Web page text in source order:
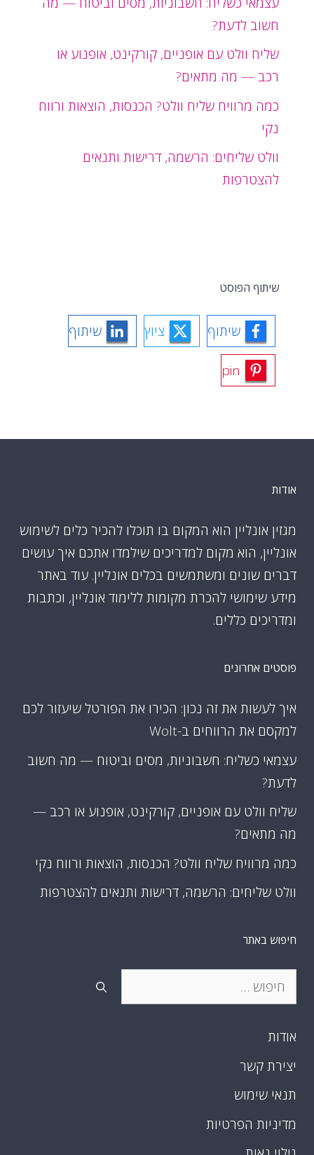
חשוב לדעת?
שליח וולט עם אופניים, קורקינט, אופנוע או
רכב — מה מתאים?
כמה מרוויח שליח וולט? הכנסות, הוצאות ורווח
נקי
וולט שליחים: הרשמה, דרישות ותנאים
להצטרפות
שיתוף הפוסט
שיתוף ציוץ שיתוף
pin
אודות
מגזין אונליין הוא המקום בו תוכלו להכיר כלים לשימוש
אונליין, הוא מקום למדריכים שילמדו אתכם איך עושים
דברים שונים ומשתמשים בכלים אונליין. עוד באתר
מידע שימושי להכרת מקומות ללימוד אונליין, וכתבות
ומדריכים כללים.
פוסטים אחרונים
איך לעשות את זה נכון: הכירו את הפורטל שיעזור לכם
למקסם את הרווחים ב-Wolt
עצמאי כשליח: חשבוניות, מסים וביטוח — מה חשוב
לדעת?
שליח וולט עם אופניים, קורקינט, אופנוע או רכב —
מה מתאים?
כמה מרוויח שליח וולט? הכנסות, הוצאות ורווח נקי
וולט שליחים: הרשמה, דרישות ותנאים להצטרפות
חיפוש באתר
חיפוש:
אודות
יצירת קשר
תנאי שימוש
מדיניות הפרטיות